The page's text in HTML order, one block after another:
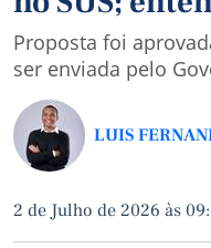
Proposta foi
ser enviada pelo
LUIS
2 de Julho de 2026 às